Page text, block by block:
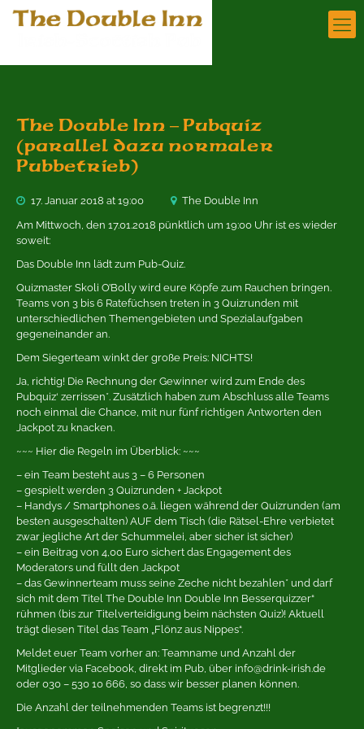
The Double Inn – Pubquiz
(parallel dazu normaler
Pubbetrieb)
17. Januar 2018 at 19:00
The Double Inn
Am Mittwoch, den 17.01.2018 pünktlich um 19:00 Uhr ist es wieder
soweit:
Das Double Inn lädt zum Pub-Quiz.
Quizmaster Skoli O’Bolly wird eure Köpfe zum Rauchen bringen.
Teams von 3 bis 6 Ratefüchsen treten in 3 Quizrunden mit
unterschiedlichen Themengebieten und Spezialaufgaben
gegeneinander an.
Dem Siegerteam winkt der große Preis: NICHTS!
Ja, richtig! Die Rechnung der Gewinner wird zum Ende des
Pubquiz‘ zerrissen*. Zusätzlich haben zum Abschluss alle Teams
noch einmal die Chance, mit nur fünf richtigen Antworten den
Jackpot zu knacken.
~~~ Hier die Regeln im Überblick: ~~~
– ein Team besteht aus 3 – 6 Personen
– gespielt werden 3 Quizrunden + Jackpot
– Handys / Smartphones o.ä. liegen während der Quizrunden (am
besten ausgeschalten) AUF dem Tisch (die Rätsel-Ehre verbietet
zwar jegliche Art der Schummelei, aber sicher ist sicher)
– ein Beitrag von 4,00 Euro sichert das Engagement des
Moderators und füllt den Jackpot
– das Gewinnerteam muss seine Zeche nicht bezahlen* und darf
sich mit dem Titel The Double Inn Double Inn Besserquizzer“
rühmen (bis zur Titelverteidigung beim nächsten Quiz)! Aktuell
trägt diesen Titel das Team „Flönz aus Nippes“.
Meldet euer Team vorher an: Teamname und Anzahl der
Mitglieder via Facebook, direkt im Pub, über info@drink-irish.de
oder 030 – 530 10 666, so dass wir besser planen können.
Die Anzahl der teilnehmenden Teams ist begrenzt!!!